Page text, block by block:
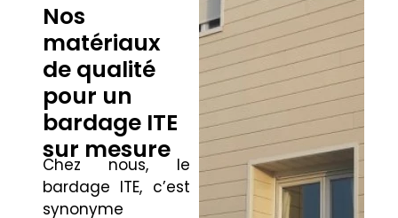
Nos
matériaux
de qualité
pour un
bardage ITE
sur mesure
Chez nous, le
bardage ITE, c’est
synonyme